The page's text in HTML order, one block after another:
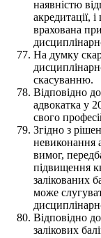
наявністю
акредитації,
врахована
На думку
скасуванню.
Відповідно
адвокатка у
свого
Згідно з
невиконання
вимог,
підвищення
залікованих
може
Відповідно
залікових